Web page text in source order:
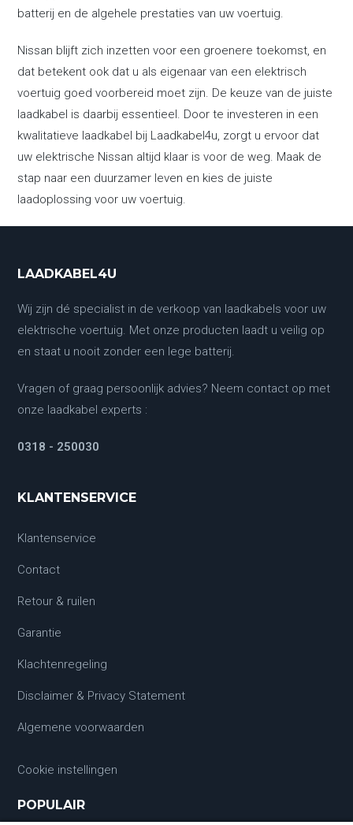
batterij en de algehele prestaties van uw voertuig.
Nissan blijft zich inzetten voor een groenere toekomst, en
dat betekent ook dat u als eigenaar van een elektrisch
voertuig goed voorbereid moet zijn. De keuze van de juiste
laadkabel is daarbij essentieel. Door te investeren in een
kwalitatieve laadkabel bij Laadkabel4u, zorgt u ervoor dat
uw elektrische Nissan altijd klaar is voor de weg. Maak de
stap naar een duurzamer leven en kies de juiste
laadoplossing voor uw voertuig.
LAADKABEL4U
Wij zijn dé specialist in de verkoop van laadkabels voor uw
elektrische voertuig. Met onze producten laadt u veilig op
en staat u nooit zonder een lege batterij.
Vragen of graag persoonlijk advies? Neem contact op met
onze laadkabel experts :
0318 - 250030
KLANTENSERVICE
Klantenservice
Contact
Retour & ruilen
Garantie
Klachtenregeling
Disclaimer & Privacy Statement
Algemene voorwaarden
Cookie instellingen
POPULAIR